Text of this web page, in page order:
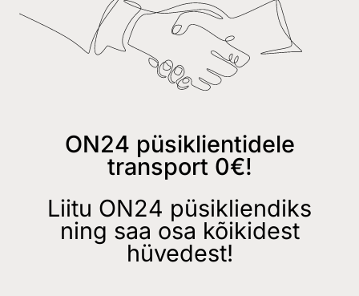
ON24 püsiklientidele
transport 0€!
Liitu ON24 püsikliendiks
ning saa osa kõikidest
hüvedest!